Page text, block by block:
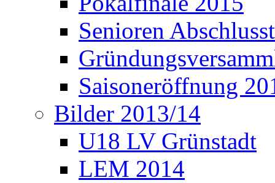
Senioren
Saisoneröffnung
Bilder 2013/14
U18 LV Grünstadt
LEM 2014